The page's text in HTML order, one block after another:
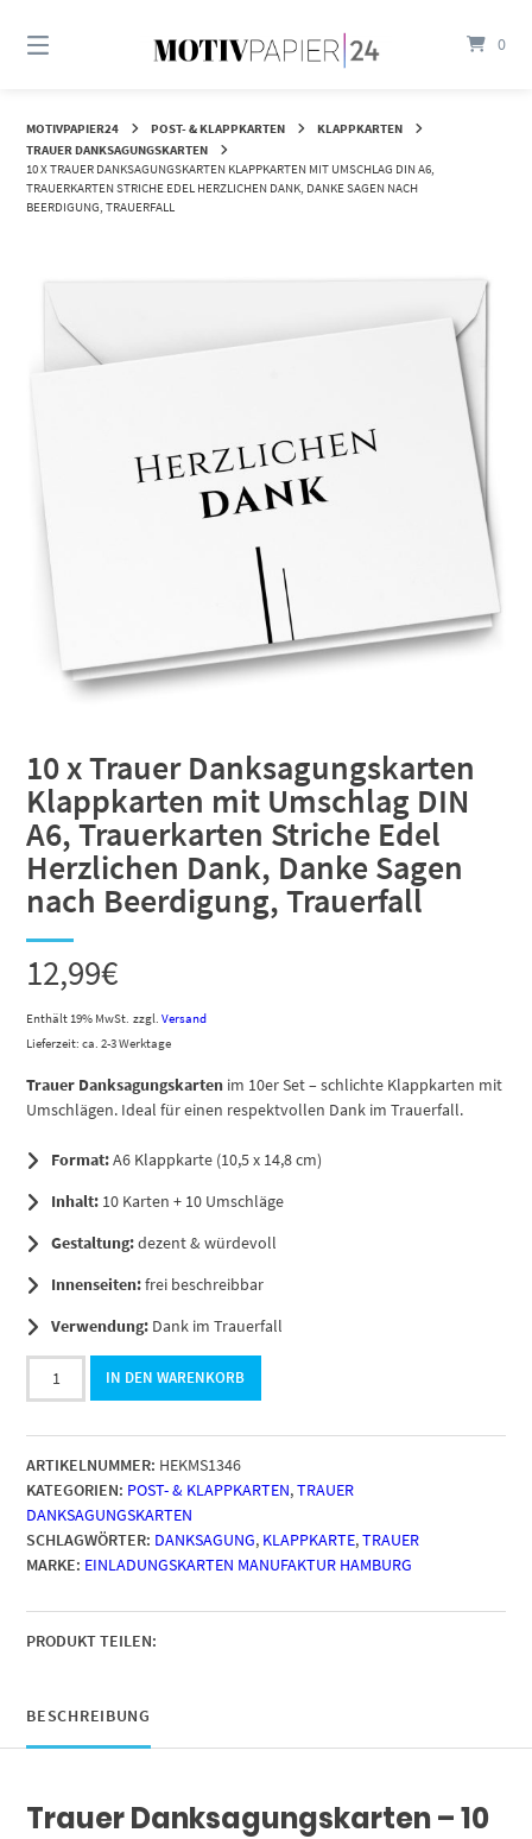
zum
0
MOTIVPAPIER24 POST- & KLAPPKARTEN
KLAPPKARTEN
TRAUER DANKSAGUNGSKARTEN
10 X TRAUER DANKSAGUNGSKARTEN KLAPPKARTEN MIT UMSCHLAG DIN A6,
TRAUERKARTEN STRICHE EDEL HERZLICHEN DANK, DANKE SAGEN NACH
BEERDIGUNG, TRAUERFALL
10 x Trauer Danksagungskarten
Klappkarten mit Umschlag DIN
A6, Trauerkarten Striche Edel
Herzlichen Dank, Danke Sagen
nach Beerdigung, Trauerfall
12,99€
Enthält 19% MwSt. zzgl.Versand
Lieferzeit: ca. 2-3 Werktage
Trauer Danksagungskarten im 10er Set – schlichte Klappkarten mit
Umschlägen. Ideal für einen respektvollen Dank im Trauerfall.
Format:A6 Klappkarte (10,5 x 14,8 cm)
Inhalt: 10 Karten + 10 Umschläge
Gestaltung:dezent & würdevoll
Innenseiten:frei beschreibbar
Verwendung: Dank im Trauerfall
10
Danksagungskarten
Klappkarten
mit
Umschlag
DIN
A6,
Striche
Edel
Danke
Sagen
Trauerfall
IN DEN WARENKORB
ARTIKELNUMMER: HEKMS1346
KATEGORIEN: POST- & KLAPPKARTEN,TRAUER
DANKSAGUNGSKARTEN
SCHLAGWÖRTER: DANKSAGUNG, KLAPPKARTE,TRAUER
MARKE: EINLADUNGSKARTEN MANUFAKTUR HAMBURG
PRODUKT TEILEN:
BESCHREIBUNG
Trauer Danksagungskarten – 10